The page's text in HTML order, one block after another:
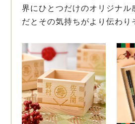
界にひとつだけのオリジナル
だとその気持ちがより伝わり